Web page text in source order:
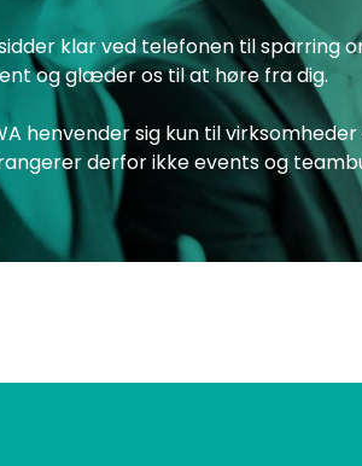
klar ved telefonen til sparring
og glæder os til at høre fra dig.
henvender sig kun til
derfor ikke events og